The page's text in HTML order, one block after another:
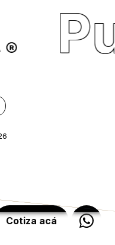
Cotiza acá